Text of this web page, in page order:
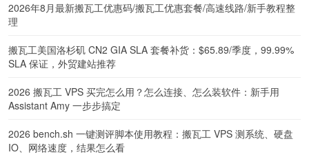
2026年8月最新搬瓦工优惠码/搬瓦工优惠套餐/高速线路/新手教程整
理
搬瓦工美国洛杉矶 CN2 GIA SLA 套餐补货：$65.89/季度，99.99%
SLA 保证，外贸建站推荐
2026 搬瓦工 VPS 买完怎么用？怎么连接、怎么装软件：新手用
Assistant Amy 一步步搞定
2026 bench.sh 一键测评脚本使用教程：搬瓦工 VPS 测系统、硬盘
IO、网络速度，结果怎么看